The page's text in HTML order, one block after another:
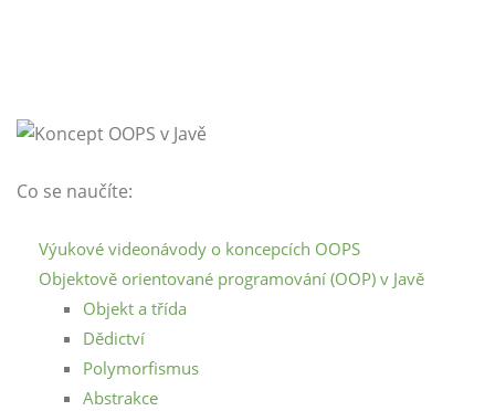
Co se naučíte:
Výukové videonávody o koncepcích OOPS
Objektově orientované programování (OOP) v Javě
Objekt a třída
Dědictví
Polymorfismus
Abstrakce